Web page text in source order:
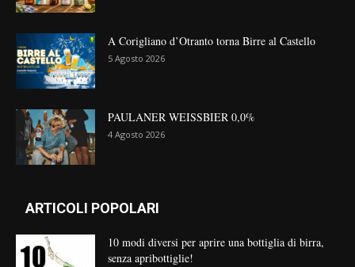
A Corigliano d’Otranto torna Birre al Castello
5 Agosto 2026
PAULANER WEISSBIER 0,0%
4 Agosto 2026
ARTICOLI POPOLARI
10 modi diversi per aprire una bottiglia di birra,
senza apribottiglie!